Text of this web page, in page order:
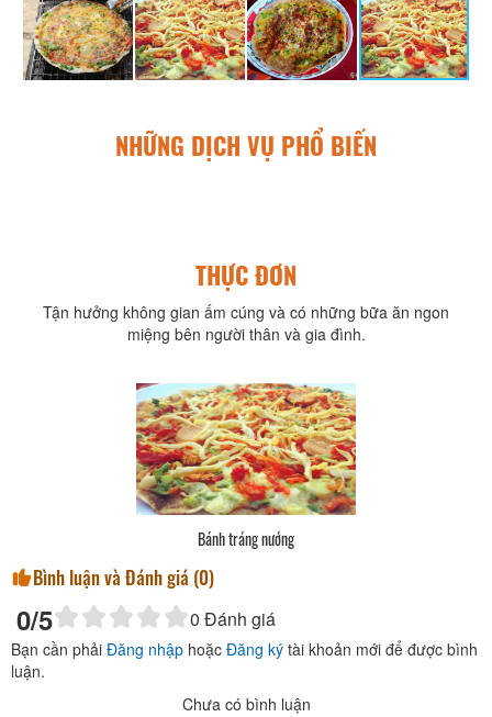
NHỮNG DỊCH VỤ PHỔ BIẾN
THỰC ĐƠN
Tận hưởng không gian ấm cúng và có những bữa ăn ngon
miệng bên người thân và gia đình.
Bánh tráng nướng
Bình luận và Đánh giá (0)
0/5 0 Đánh giá
Bạn cần phải Đăng nhập hoặc Đăng ký tài khoản mới để được bình
luận.
Chưa có bình luận